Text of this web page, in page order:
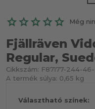
Még
Fjällräven
Regular,
Cikkszám: F87177-244-46-
A termék súlya: 0,65 kg
Választható színek: